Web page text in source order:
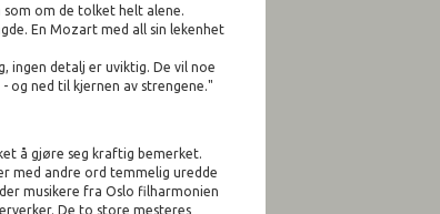
om de tolket helt alene.
En Mozart med all sin lekenhet
ingen detalj er uviktig. De vil noe
og ned til kjernen av strengene."
å gjøre seg kraftig bemerket.
med andre ord temmelig uredde
musikere fra Oslo filharmonien
De to store mesteres